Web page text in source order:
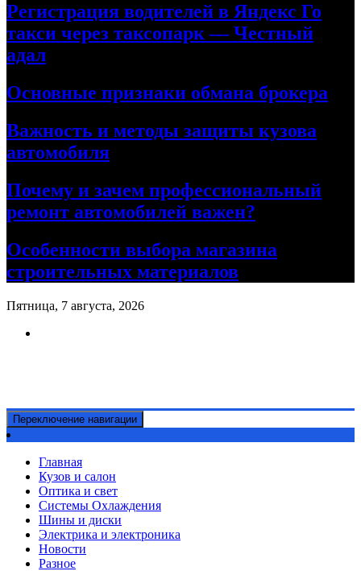
Регистрация водителей в Яндекс Го
такси через таксопарк — Честный
адал
Основные признаки обмана брокера
Важность и методы защиты кузова
автомобиля
Почему и зачем профессиональный
ремонт автомобилей важен?
Особенности выбора магазина
строительных материалов
Пятница, 7 августа, 2026
Переключение навигации
Главная
Кузов и салон
Оптика и свет
Системы Охлаждения
Шины и диски
Электрика и электроника
Новости
Разное